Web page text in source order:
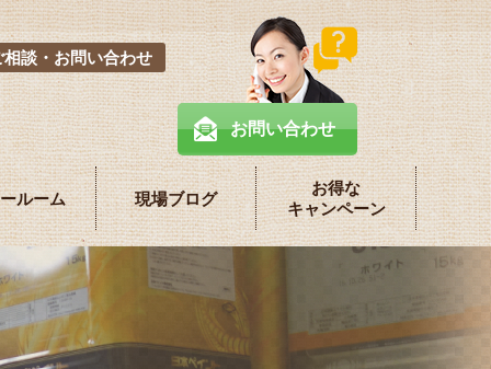
談・お問い合わせ
お問い合わせ
ルーム 現場ブログ
お得な
キャンペーン